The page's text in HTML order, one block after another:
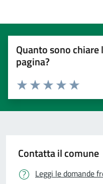
Quanto sono
pagina?
Valuta 5
Valuta 4
Valuta 3 stelle su
Valuta 2 stelle su 5
Valuta 1 stelle su 5
Contatta il comune
Leggi le domande